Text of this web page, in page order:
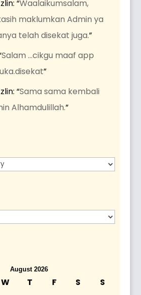
: “Waalaikumsalam,
maklumkan Admin ya
telah disekat juga.”
Salam …cikgu maaf app
”
: “Sama sama kembali
Alhamdulillah.”
August 2026
W T F S
S